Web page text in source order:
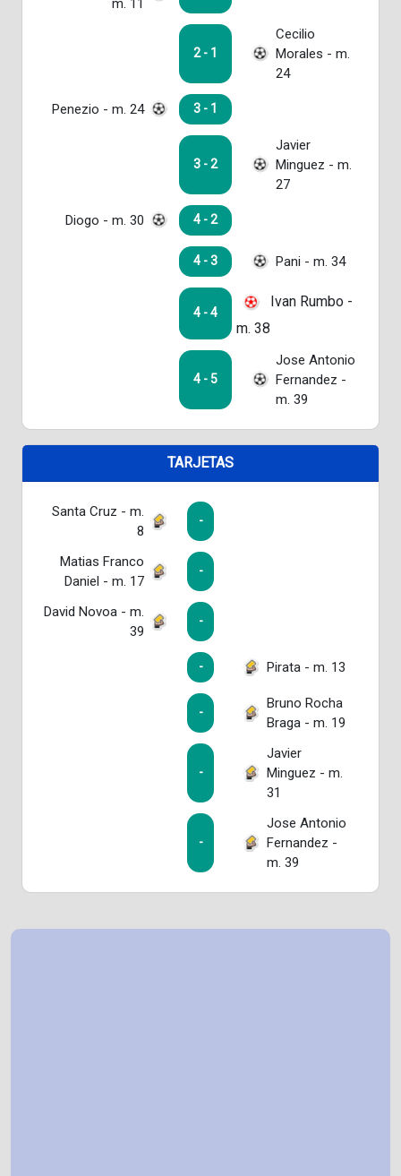
m. 11
2 - 1
Cecilio
Morales - m.
24
Penezio - m. 24 3 - 1
3 - 2
Javier
Minguez - m.
27
Diogo - m. 30 4 - 2
4 - 3 Pani - m. 34
4 - 4
Ivan Rumbo -
m. 38
4 - 5
Jose Antonio
Fernandez -
m. 39
TARJETAS
Santa Cruz - m.
8
-
Matias Franco
Daniel - m. 17
-
David Novoa - m.
39
-
- Pirata - m. 13
-
Bruno Rocha
Braga - m. 19
-
Javier
Minguez - m.
31
-
Jose Antonio
Fernandez -
m. 39